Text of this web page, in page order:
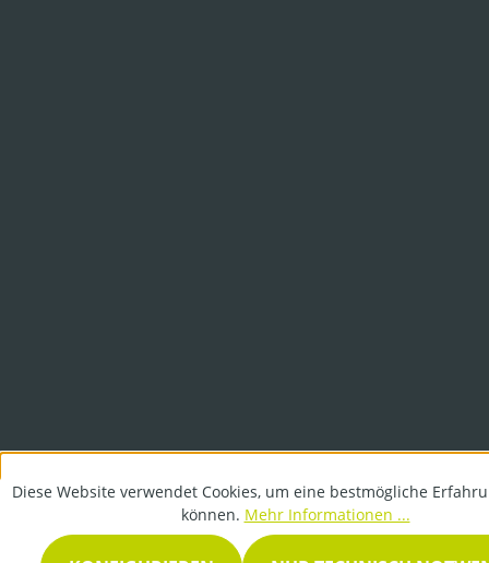
Diese Website verwendet Cookies, um eine bestmögliche
können. Mehr Informationen ...